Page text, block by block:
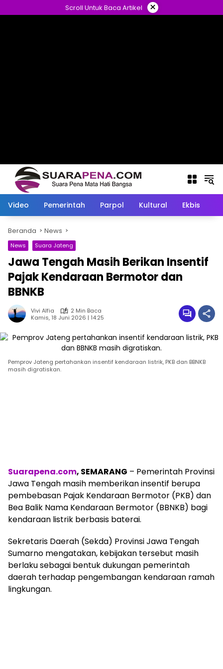
ke
Scroll Untuk Baca Artikel ×
Video Pemerintah Parpol Kultural Ekbis
Beranda News
News Suara Jateng
Jawa Tengah Masih Berikan Insentif
Pajak Kendaraan Bermotor dan
BBNKB
Vivi Alfia
2 Min Baca
Kamis, 18 Juni 2026 | 14:25
Pemprov Jateng pertahankan insentif kendaraan listrik, PKB dan BBNKB
masih digratiskan.
Suarapena.com, SEMARANG – Pemerintah Provinsi
Jawa Tengah masih memberikan insentif berupa
pembebasan Pajak Kendaraan Bermotor (PKB) dan
Bea Balik Nama Kendaraan Bermotor (BBNKB) bagi
kendaraan listrik berbasis baterai.
Sekretaris Daerah (Sekda) Provinsi Jawa Tengah
Sumarno mengatakan, kebijakan tersebut masih
berlaku sebagai bentuk dukungan pemerintah
daerah terhadap pengembangan kendaraan ramah
lingkungan.